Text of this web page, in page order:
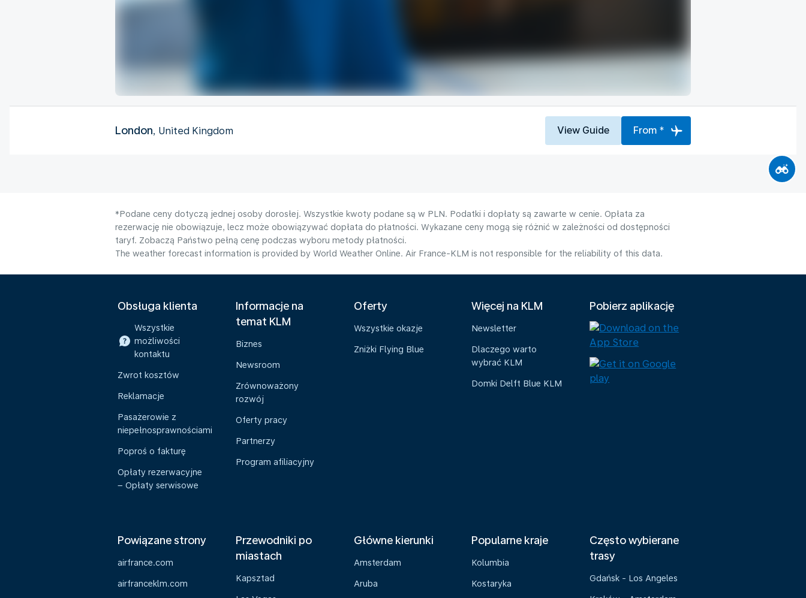
London, United Kingdom View Guide From *
*Podane ceny dotyczą jednej osoby dorosłej. Wszystkie kwoty podane są w PLN. Podatki i dopłaty są zawarte w cenie. Opłata za
rezerwację nie obowiązuje, lecz może obowiązywać dopłata do płatności. Wykazane ceny mogą się różnić w zależności od dostępności
taryf. Zobaczą Państwo pełną cenę podczas wyboru metody płatności.
The weather forecast information is provided by World Weather Online. Air France-KLM is not responsible for the reliability of this data.
Obsługa klienta
Wszystkie
możliwości
kontaktu
Zwrot kosztów
Reklamacje
Pasażerowie z
niepełnosprawnościami
Poproś o fakturę
Opłaty rezerwacyjne
– Opłaty serwisowe
Informacje na
temat KLM
Biznes
Newsroom
Zrównoważony
rozwój
Oferty pracy
Partnerzy
Program afiliacyjny
Oferty
Wszystkie okazje
Zniżki Flying Blue
Więcej na KLM
Newsletter
Dlaczego warto
wybrać KLM
Domki Delft Blue KLM
Pobierz aplikację
Powiązane strony
airfrance.com
airfranceklm.com
Przewodniki po
miastach
Kapsztad
Główne kierunki
Amsterdam
Aruba
Popularne kraje
Kolumbia
Kostaryka
Często wybierane
trasy
Gdańsk - Los Angeles